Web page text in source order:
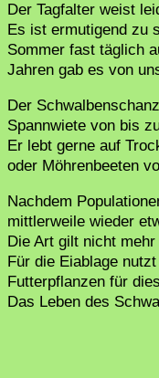
Der Tagfalter weist
Es ist ermutigend zu
Sommer fast täglich
Jahren gab es von
Der
Spannwiete von bis
Er lebt gerne auf
oder Möhrenbeeten
Nachdem
mittlerweile wieder
Die Art gilt nicht
Für die Eiablage
Futterpflanzen für
Das Leben des